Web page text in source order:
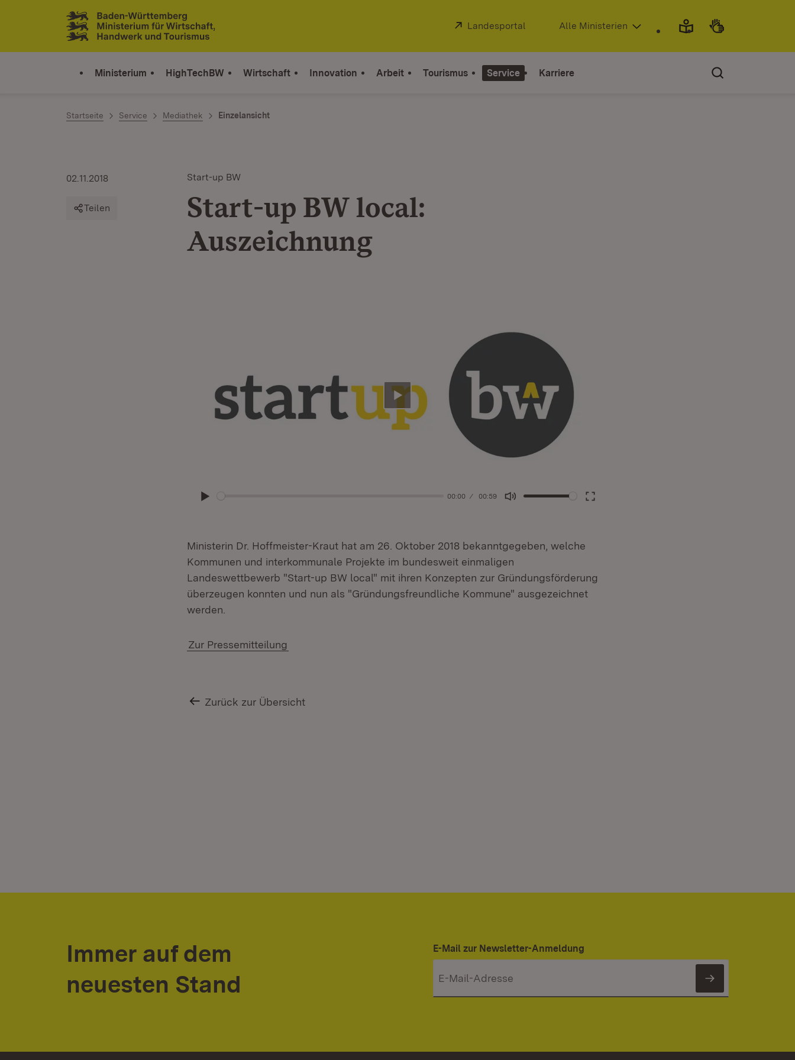
Zum Inhalt springen
Link zur Startseite
Extern:
Landesportal (Öffnet in neuem Fenster)
Alle Ministerien
Ministerium HighTechBW Wirtschaft Innovation Arbeit Tourismus Service Karriere
Startseite Service Mediathek Einzelansicht
Start-up BW
Start-up BW local:
Auszeichnung
02.11.2018
Teilen
00:00 00:59
Abspielen
Ministerin Dr. Hoffmeister-Kraut hat am 26. Oktober 2018 bekanntgegeben, welche
Kommunen und interkommunale Projekte im bundesweit einmaligen
Landeswettbewerb "Start-up BW local" mit ihren Konzepten zur Gründungsförderung
überzeugen konnten und nun als "Gründungsfreundliche Kommune" ausgezeichnet
werden.
Zur Pressemitteilung
Zurück zur Übersicht
Immer auf dem
neuesten Stand
E-Mail zur Newsletter-Anmeldung
Newsletter